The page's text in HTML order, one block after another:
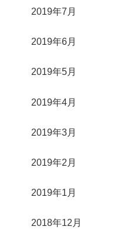
2019年7月
2019年6月
2019年5月
2019年4月
2019年3月
2019年2月
2019年1月
2018年12月